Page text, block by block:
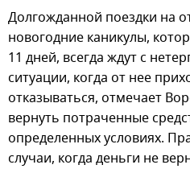
Долгожданной поездки на
новогодние каникулы,
11 дней, всегда ждут с
ситуации, когда от нее
отказываться, отмечает
вернуть потраченные
определенных условиях.
случаи, когда деньги не